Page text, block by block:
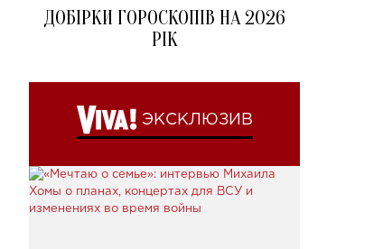
ДОБІРКИ ГОРОСКОПІВ НА 2026
РІК
ЭКСКЛЮЗИВ